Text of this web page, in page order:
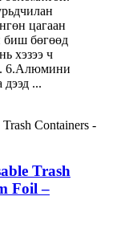
цагаан
биш бөгөөд
хэзээ ч
6.Алюмини
дээд ...
Trash
Foil –